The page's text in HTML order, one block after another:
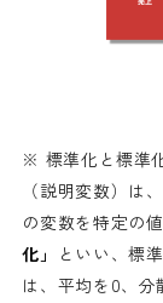
※ 標準化と標準
（説明変数）は
の変数を特定の
化」
といい、標
は、平均を0、分